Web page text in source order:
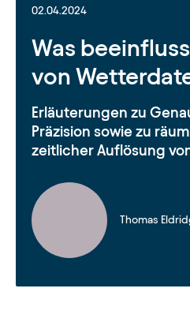
02.04.2024
Was
von
Erläuterungen zu
Präzision sowie zu
zeitlicher Auflösung
Thomas